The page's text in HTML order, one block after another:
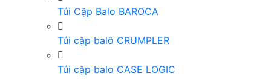
Túi Cặp Balo BAROCA
Túi cặp balô CRUMPLER
Túi cặp balo CASE LOGIC